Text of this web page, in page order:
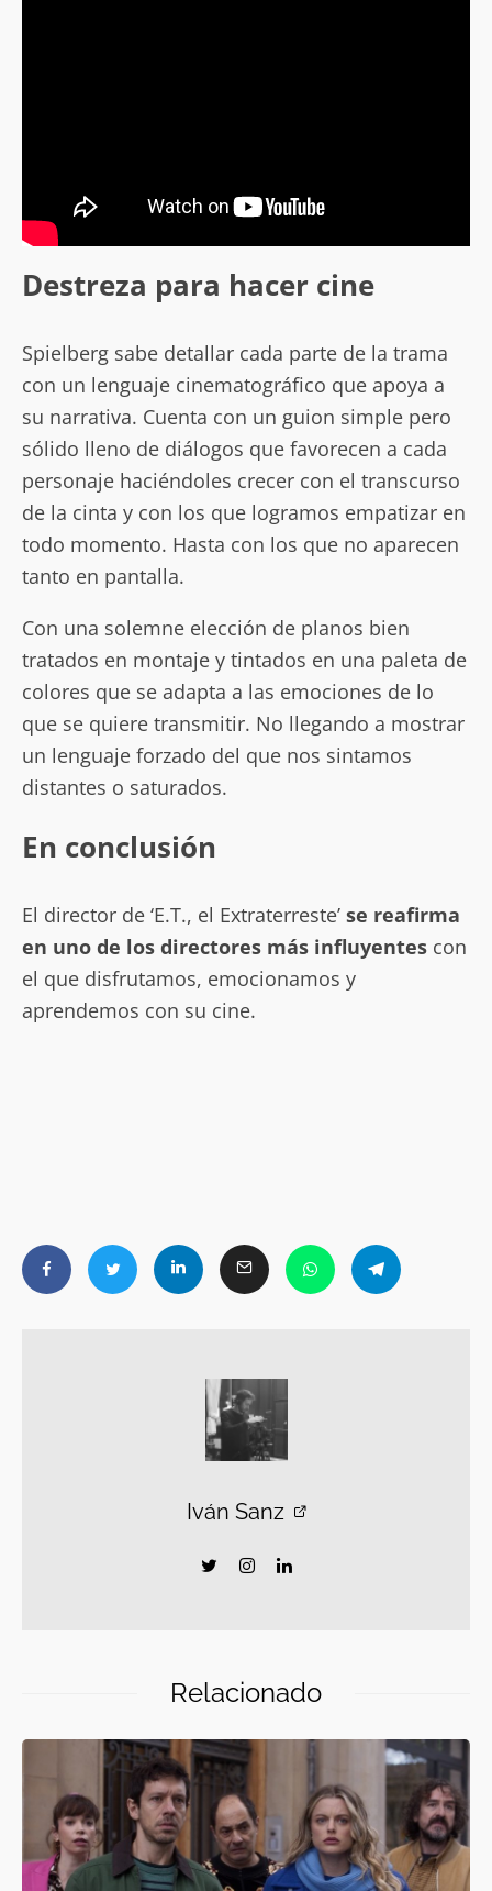
Destreza para hacer cine
Spielberg sabe detallar cada parte de la trama
con un lenguaje cinematográfico que apoya a
su narrativa. Cuenta con un guion simple pero
sólido lleno de diálogos que favorecen a cada
personaje haciéndoles crecer con el transcurso
de la cinta y con los que logramos empatizar en
todo momento. Hasta con los que no aparecen
tanto en pantalla.
Con una solemne elección de planos bien
tratados en montaje y tintados en una paleta de
colores que se adapta a las emociones de lo
que se quiere transmitir. No llegando a mostrar
un lenguaje forzado del que nos sintamos
distantes o saturados.
En conclusión
El director de ‘E.T., el Extraterreste’ se reafirma
en uno de los directores más influyentes con
el que disfrutamos, emocionamos y
aprendemos con su cine.
Iván Sanz
Relacionado